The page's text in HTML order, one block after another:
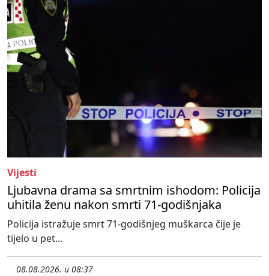
Vijesti
Ljubavna drama sa smrtnim ishodom: Policija
uhitila ženu nakon smrti 71-godišnjaka
Policija istražuje smrt 71-godišnjeg muškarca čije je
tijelo u pet...
08.08.2026. u 08:37